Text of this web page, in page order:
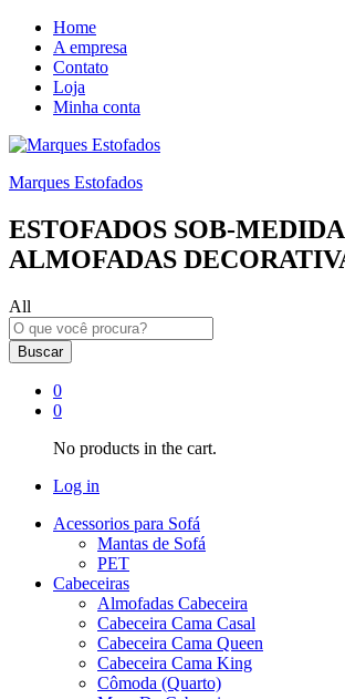
Home
A empresa
Contato
Loja
Minha conta
Marques Estofados
ESTOFADOS SOB-
ALMOFADAS
All
Buscar
0
0
No products in the cart.
Log in
Acessorios para Sofá
Mantas de Sofá
PET
Cabeceiras
Almofadas Cabeceira
Cabeceira Cama Casal
Cabeceira Cama Queen
Cabeceira Cama King
Cômoda (Quarto)